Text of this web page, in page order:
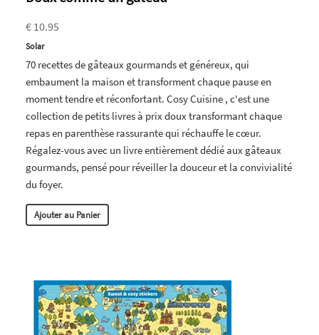
€ 10.95
Solar
70 recettes de gâteaux gourmands et généreux, qui
embaument la maison et transforment chaque pause en
moment tendre et réconfortant. Cosy Cuisine , c'est une
collection de petits livres à prix doux transformant chaque
repas en parenthèse rassurante qui réchauffe le cœur.
Régalez-vous avec un livre entièrement dédié aux gâteaux
gourmands, pensé pour réveiller la douceur et la convivialité
du foyer.
Ajouter au Panier